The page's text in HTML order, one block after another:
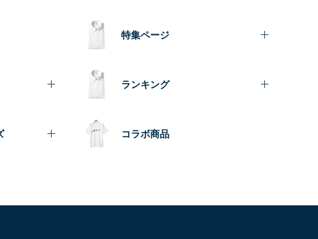
特集ページ
ランキング
コラボ商品